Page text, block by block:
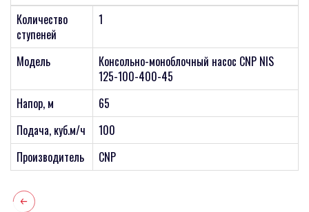
Количество
ступеней
1
Модель
Консольно-моноблочный насос CNP NIS
125-100-400-45
Напор, м
65
Подача, куб.м/ч
100
Производитель
CNP